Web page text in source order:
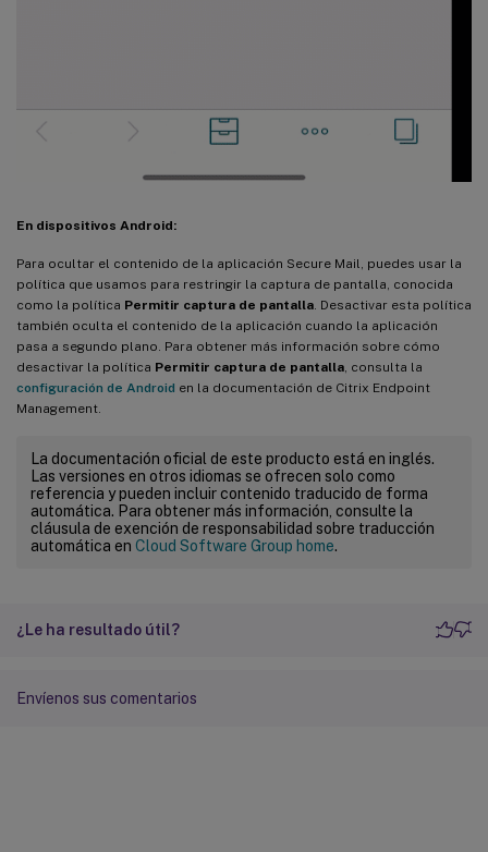
En dispositivos Android:
Para ocultar el contenido de la aplicación Secure Mail, puedes usar la
política que usamos para restringir la captura de pantalla, conocida
como la política Permitir captura de pantalla . Desactivar esta política
también oculta el contenido de la aplicación cuando la aplicación
pasa a segundo plano. Para obtener más información sobre cómo
desactivar la política Permitir captura de pantalla , consulta la
configuración de Android en la documentación de Citrix Endpoint
Management.
La documentación oficial de este producto está en inglés.
Las versiones en otros idiomas se ofrecen solo como
referencia y pueden incluir contenido traducido de forma
automática. Para obtener más información, consulte la
cláusula de exención de responsabilidad sobre traducción
automática en Cloud Software Group home.
¿Le ha resultado útil?
Envíenos sus comentarios